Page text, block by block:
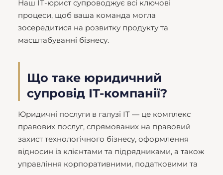
Наш IT-юрист супроводжує всі ключові
процеси, щоб ваша команда могла
зосередитися на розвитку продукту та
масштабуванні бізнесу.
Що таке юридичний
супровід IT-компанії?
Юридичні послуги в галузі IT — це комплекс
правових послуг, спрямованих на правовий
захист технологічного бізнесу, оформлення
відносин із клієнтами та підрядниками, а також
управління корпоративними, податковими та